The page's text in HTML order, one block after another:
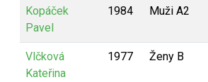
Kopáček
Pavel
1984 Muži A2
Vlčková
Kateřina
1977 Ženy B